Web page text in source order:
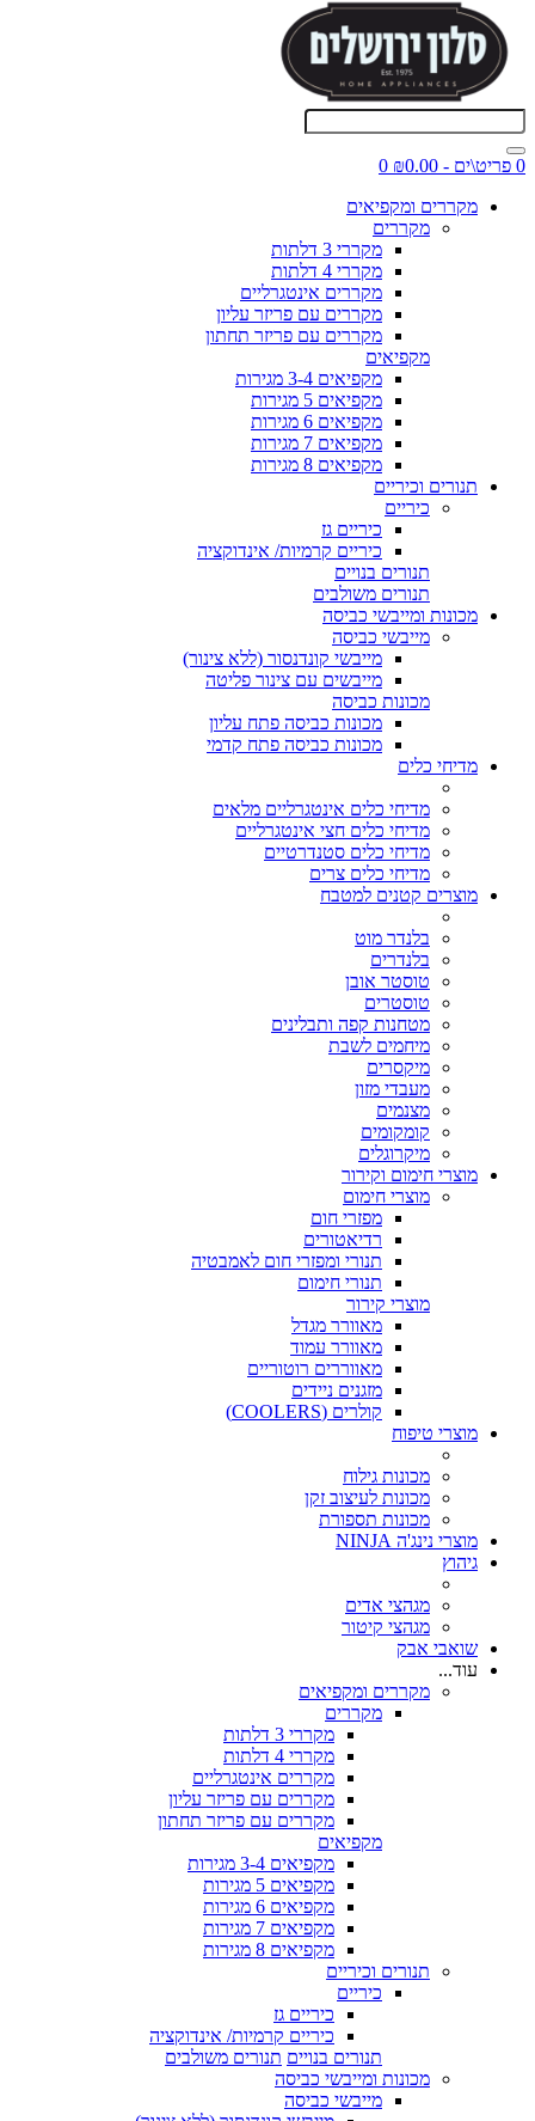
0 פריט\ים - ₪0.00
0
מקררים ומקפיאים
מקררים
מקררי 3 דלתות
מקררי 4 דלתות
מקררים אינטגרליים
מקררים עם פריזר עליון
מקררים עם פריזר תחתון
מקפיאים
מקפיאים 3-4 מגירות
מקפיאים 5 מגירות
מקפיאים 6 מגירות
מקפיאים 7 מגירות
מקפיאים 8 מגירות
תנורים וכיריים
כיריים
כיריים גז
כיריים קרמיות/ אינדוקציה
תנורים בנויים
תנורים משולבים
מכונות ומייבשי כביסה
מייבשי כביסה
מייבשי קונדנסור (ללא צינור)
מייבשים עם צינור פליטה
מכונות כביסה
מכונות כביסה פתח עליון
מכונות כביסה פתח קדמי
מדיחי כלים
מדיחי כלים אינטגרליים מלאים
מדיחי כלים חצי אינטגרליים
מדיחי כלים סטנדרטיים
מדיחי כלים צרים
מוצרים קטנים למטבח
בלנדר מוט
בלנדרים
טוסטר אובן
טוסטרים
מטחנות קפה ותבלינים
מיחמים לשבת
מיקסרים
מעבדי מזון
מצנמים
קומקומים
מיקרוגלים
מוצרי חימום וקירור
מוצרי חימום
מפזרי חום
רדיאטורים
תנורי ומפזרי חום לאמבטיה
תנורי חימום
מוצרי קירור
מאוורר מגדל
מאוורר עמוד
מאווררים רוטוריים
מזגנים ניידים
קולרים (COOLERS)
מוצרי טיפוח
מכונות גילוח
מכונות לעיצוב זקן
מכונות תספורת
מוצרי נינג'ה NINJA
גיהוץ
מגהצי אדים
מגהצי קיטור
שואבי אבק
עוד...
מקררים ומקפיאים
מקררים
מקררי 3 דלתות
מקררי 4 דלתות
מקררים אינטגרליים
מקררים עם פריזר עליון
מקררים עם פריזר תחתון
מקפיאים
מקפיאים 3-4 מגירות
מקפיאים 5 מגירות
מקפיאים 6 מגירות
מקפיאים 7 מגירות
מקפיאים 8 מגירות
תנורים וכיריים
כיריים
כיריים גז
כיריים קרמיות/ אינדוקציה
תנורים בנויים תנורים משולבים
מכונות ומייבשי כביסה
מייבשי כביסה